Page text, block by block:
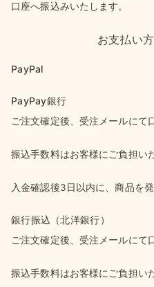
口座へ振込みいたします。
お支払い
PayPal
PayPay銀行
ご注文確定後、受注メールにて
振込手数料はお客様にご負担い
入金確認後3日以内に、商品を発
銀行振込（北洋銀行）
ご注文確定後、受注メールにて
振込手数料はお客様にご負担い